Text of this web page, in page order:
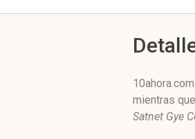
mientras
Satnet Gye